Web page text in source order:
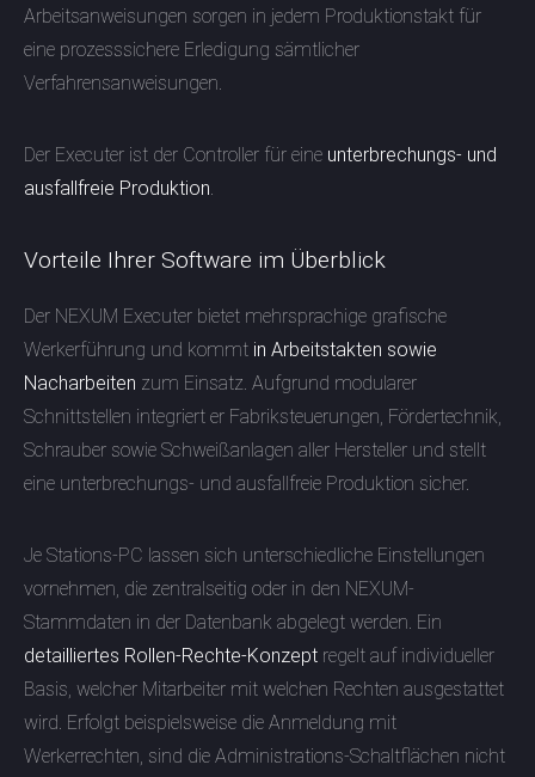
Arbeitsanweisungen sorgen in jedem Produktionstakt für
eine prozesssichere Erledigung sämtlicher
Verfahrensanweisungen.
Der Executer ist der Controller für eine unterbrechungs- und
ausfallfreie Produktion.
Vorteile Ihrer Software im Überblick
Der NEXUM Executer bietet mehrsprachige grafische
Werkerführung und kommt in Arbeitstakten sowie
Nacharbeiten zum Einsatz. Aufgrund modularer
Schnittstellen integriert er Fabriksteuerungen, Fördertechnik,
Schrauber sowie Schweißanlagen aller Hersteller und stellt
eine unterbrechungs- und ausfallfreie Produktion sicher.
Je Stations-PC lassen sich unterschiedliche Einstellungen
vornehmen, die zentralseitig oder in den NEXUM-
Stammdaten in der Datenbank abgelegt werden. Ein
detailliertes Rollen-Rechte-Konzept regelt auf individueller
Basis, welcher Mitarbeiter mit welchen Rechten ausgestattet
wird. Erfolgt beispielsweise die Anmeldung mit
Werkerrechten, sind die Administrations-Schaltflächen nicht